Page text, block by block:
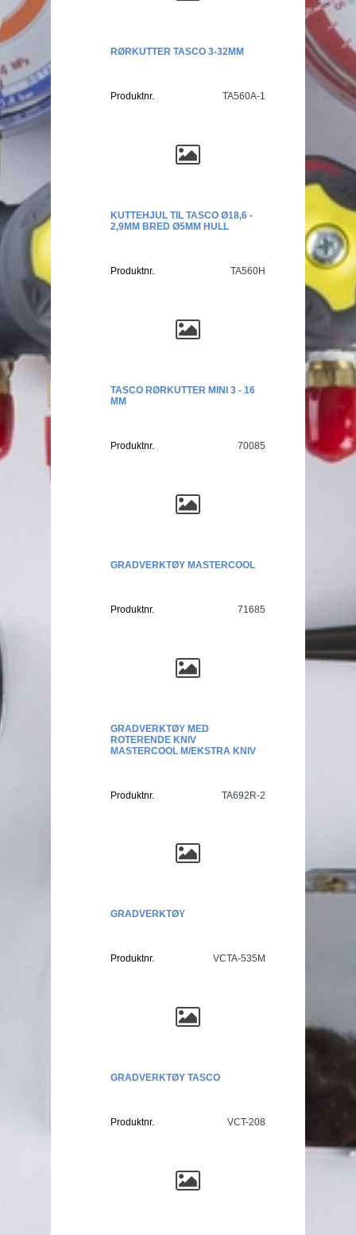
RØRKUTTER TASCO 3-32MM
Produktnr. TA560A-1
KUTTEHJUL TIL TASCO Ø18,6 -
2,9MM BRED Ø5MM HULL
Produktnr. TA560H
TASCO RØRKUTTER MINI 3 - 16
MM
Produktnr. 70085
GRADVERKTØY MASTERCOOL
Produktnr. 71685
GRADVERKTØY MED
ROTERENDE KNIV
MASTERCOOL M/EKSTRA KNIV
Produktnr. TA692R-2
GRADVERKTØY
Produktnr. VCTA-535M
GRADVERKTØY TASCO
Produktnr. VCT-208